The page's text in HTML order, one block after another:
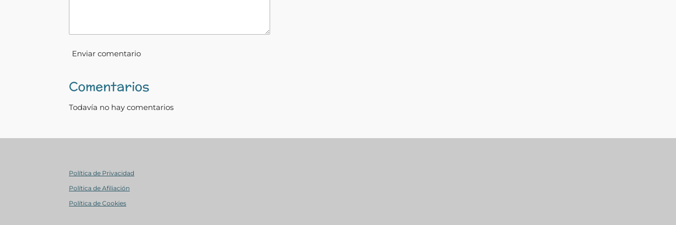
Enviar comentario
Comentarios
Todavía no hay comentarios
Política de Privacidad
Política de Afiliación
Política de Cookies